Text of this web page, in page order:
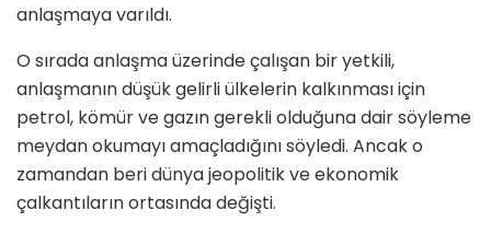
anlaşmaya varıldı.
O sırada anlaşma üzerinde çalışan bir yetkili,
anlaşmanın düşük gelirli ülkelerin kalkınması için
petrol, kömür ve gazın gerekli olduğuna dair söyleme
meydan okumayı amaçladığını söyledi. Ancak o
zamandan beri dünya jeopolitik ve ekonomik
çalkantıların ortasında değişti.